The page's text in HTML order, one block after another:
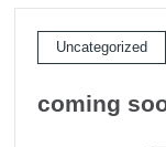
Uncategorized
coming